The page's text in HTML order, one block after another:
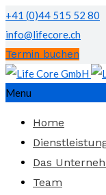
+41 (0)44 515 52 80
info@lifecore.ch
Termin buchen
Menu
Home
Das
Team